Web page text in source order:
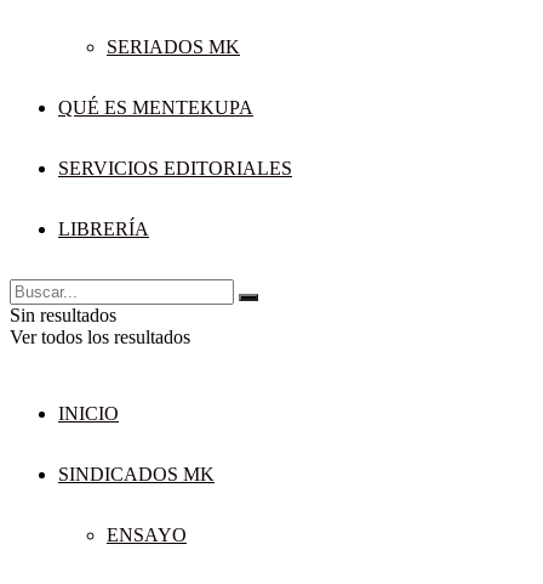
SERIADOS MK
QUÉ ES MENTEKUPA
SERVICIOS EDITORIALES
LIBRERÍA
Sin resultados
Ver todos los resultados
INICIO
SINDICADOS MK
ENSAYO